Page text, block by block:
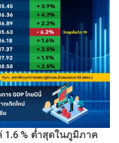
1.6 % ต่ำสุดในภูมิภาค